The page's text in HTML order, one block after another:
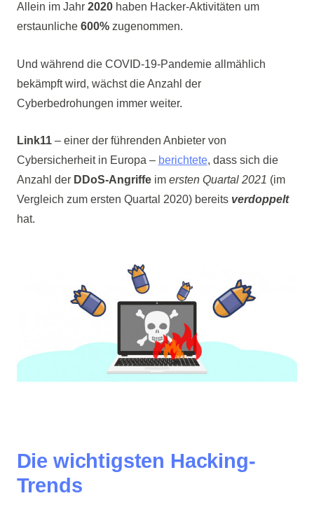
Allein im Jahr2020haben Hacker-Aktivitäten um
erstaunliche600%zugenommen.
Und während die COVID-19-Pandemie allmählich
bekämpft wird, wächst die Anzahl der
Cyberbedrohungen immer weiter.
Link11– einer der führenden Anbieter von
Cybersicherheit in Europa – berichtete, dass sich die
Anzahl derDDoS-Angriffeim ersten Quartal 2021 (im
Vergleich zum ersten Quartal 2020) bereitsverdoppelt
hat.
Die wichtigsten Hacking-
Trends